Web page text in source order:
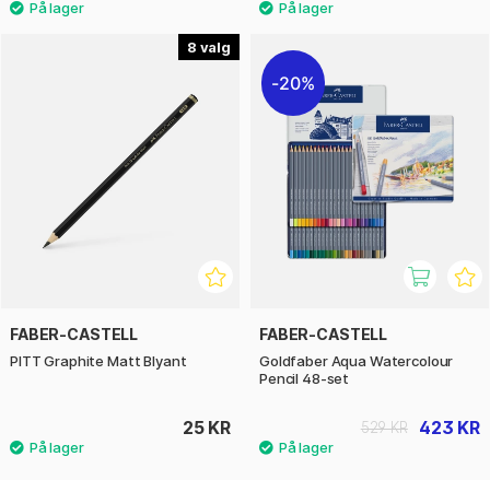
8
FABER-CASTELL
PITT Graphite Matt Blyant
25 KR
20%
FABER-CASTELL
Goldfaber Aqua Watercolour
Pencil 48-set
423 KR
529 KR